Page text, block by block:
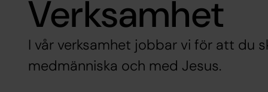
Verksamhet
I vår verksamhet jobbar vi för att du
medmänniska och med Jesus.